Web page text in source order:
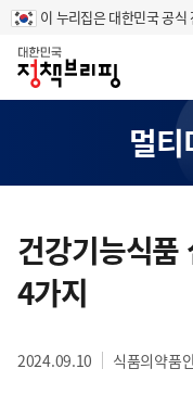
이 누리집은 대한민국 공
홈
멀
텐
츠
영
건강기능식품
4가지
2024.09.10 식품의약품